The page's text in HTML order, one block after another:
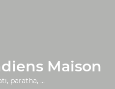
Maison
paratha, ...